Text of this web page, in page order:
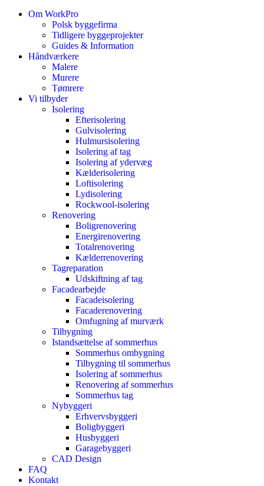
Om WorkPro
Polsk byggefirma
Tidligere byggeprojekter
Guides & Information
Håndværkere
Malere
Murere
Tømrere
Vi tilbyder
Isolering
Efterisolering
Gulvisolering
Hulmursisolering
Isolering af tag
Isolering af ydervæg
Kælderisolering
Loftisolering
Lydisolering
Rockwool-isolering
Renovering
Boligrenovering
Energirenovering
Totalrenovering
Kælderrenovering
Tagreparation
Udskiftning af tag
Facadearbejde
Facadeisolering
Facaderenovering
Omfugning af murværk
Tilbygning
Istandsættelse af sommerhus
Sommerhus ombygning
Tilbygning til sommerhus
Isolering af sommerhus
Renovering af sommerhus
Sommerhus tag
Nybyggeri
Erhvervsbyggeri
Boligbyggeri
Husbyggeri
Garagebyggeri
CAD Design
FAQ
Kontakt